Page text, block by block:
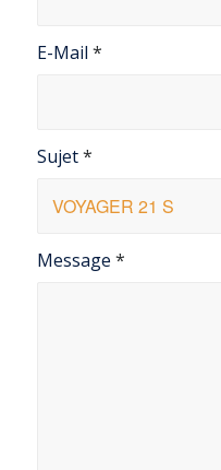
E-Mail *
Sujet*
Message *